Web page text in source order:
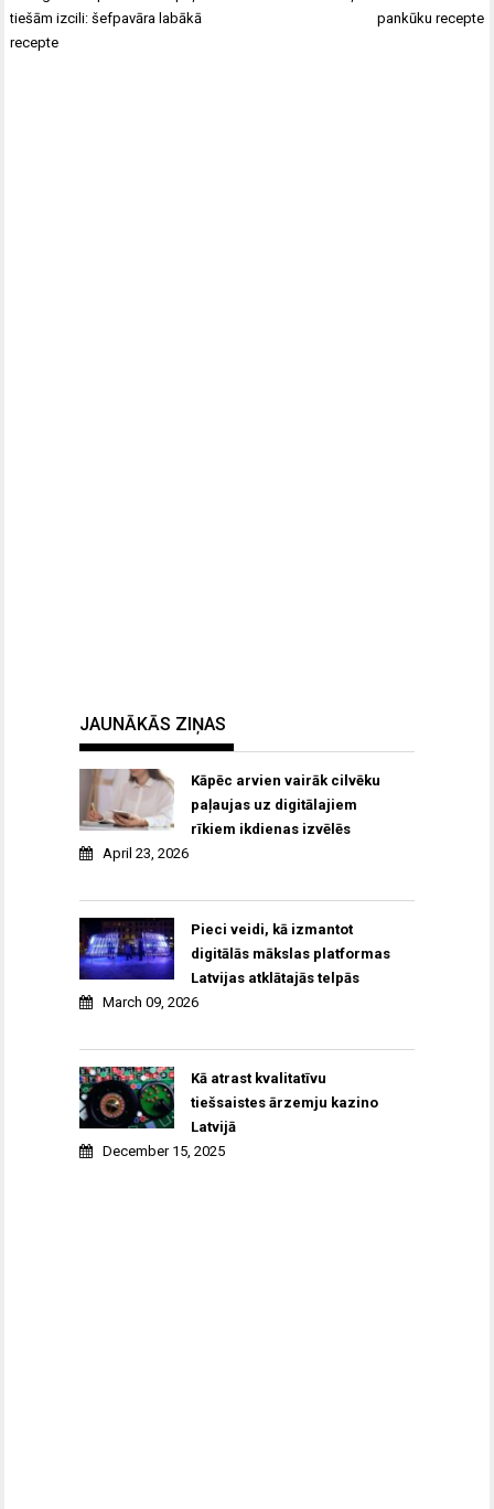
tiešām izcili: šefpavāra labākā
recepte
pankūku recepte
JAUNĀKĀS ZIŅAS
Kāpēc arvien vairāk cilvēku
paļaujas uz digitālajiem
rīkiem ikdienas izvēlēs
April 23, 2026
Pieci veidi, kā izmantot
digitālās mākslas platformas
Latvijas atklātajās telpās
March 09, 2026
Kā atrast kvalitatīvu
tiešsaistes ārzemju kazino
Latvijā
December 15, 2025